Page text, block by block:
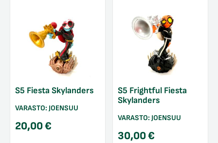
S5 Fiesta Skylanders
VARASTO: JOENSUU
20,00€
S5 Frightful Fiesta
Skylanders
VARASTO: JOENSUU
30,00€